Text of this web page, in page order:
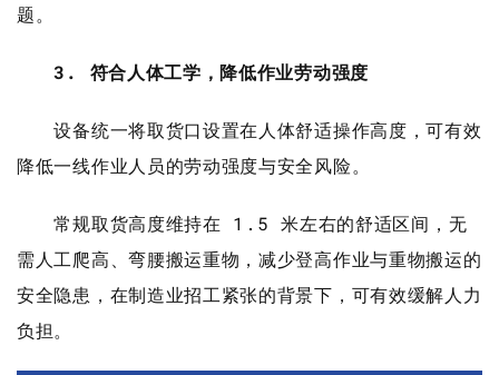
题。
3. 符合人体工学，降低作业劳动强度
设备统一将取货口设置在人体舒适操作高度，可有效
降低一线作业人员的劳动强度与安全风险。
常规取货高度维持在 1.5 米左右的舒适区间，无
需人工爬高、弯腰搬运重物，减少登高作业与重物搬运的
安全隐患，在制造业招工紧张的背景下，可有效缓解人力
负担。